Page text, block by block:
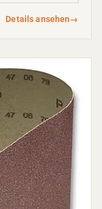
Details ansehen→